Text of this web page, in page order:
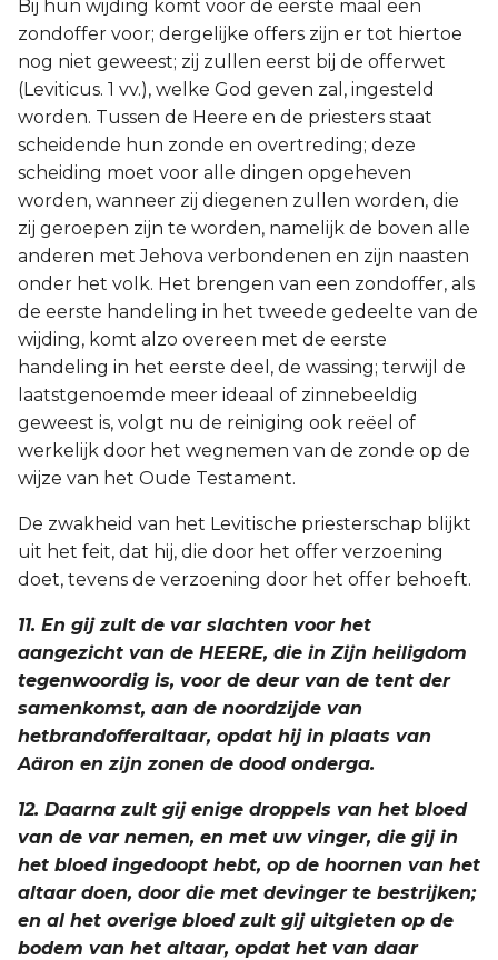
Bij hun wijding komt voor de eerste maal een
zondoffer voor; dergelijke offers zijn er tot hiertoe
nog niet geweest; zij zullen eerst bij de offerwet
(Leviticus. 1 vv.), welke God geven zal, ingesteld
worden. Tussen de Heere en de priesters staat
scheidende hun zonde en overtreding; deze
scheiding moet voor alle dingen opgeheven
worden, wanneer zij diegenen zullen worden, die
zij geroepen zijn te worden, namelijk de boven alle
anderen met Jehova verbondenen en zijn naasten
onder het volk. Het brengen van een zondoffer, als
de eerste handeling in het tweede gedeelte van de
wijding, komt alzo overeen met de eerste
handeling in het eerste deel, de wassing; terwijl de
laatstgenoemde meer ideaal of zinnebeeldig
geweest is, volgt nu de reiniging ook reëel of
werkelijk door het wegnemen van de zonde op de
wijze van het Oude Testament.
De zwakheid van het Levitische priesterschap blijkt
uit het feit, dat hij, die door het offer verzoening
doet, tevens de verzoening door het offer behoeft.
11. En gij zult de var slachten voor het
aangezicht van de HEERE, die in Zijn heiligdom
tegenwoordig is, voor de deur van de tent der
samenkomst, aan de noordzijde van
hetbrandofferaltaar, opdat hij in plaats van
Aäron en zijn zonen de dood onderga.
12. Daarna zult gij enige droppels van het bloed
van de var nemen, en met uw vinger, die gij in
het bloed ingedoopt hebt, op de hoornen van het
altaar doen, door die met devinger te bestrijken;
en al het overige bloed zult gij uitgieten op de
bodem van het altaar, opdat het van daar